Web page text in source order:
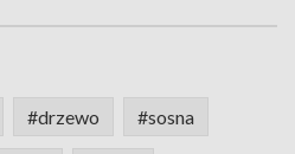
#drzewo #sosna